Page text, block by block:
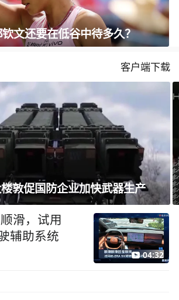
文还要在低谷中待多久？
客户端下载
加快武器生产 若夺回众议
滑，试用
辅助系统
04:32